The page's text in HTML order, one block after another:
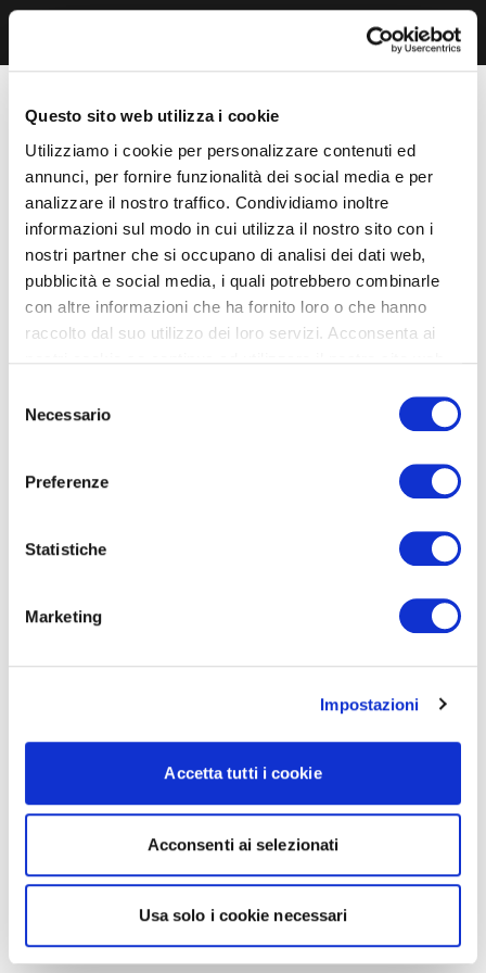
Questo sito web utilizza i cookie
Utilizziamo i cookie per personalizzare contenuti ed
annunci, per fornire funzionalità dei social media e per
analizzare il nostro traffico. Condividiamo inoltre
informazioni sul modo in cui utilizza il nostro sito con i
nostri partner che si occupano di analisi dei dati web,
pubblicità e social media, i quali potrebbero combinarle
con altre informazioni che ha fornito loro o che hanno
raccolto dal suo utilizzo dei loro servizi. Acconsenta ai
delNecessario
Preferenze
Statistiche
Marketing
Impostazioni
Accetta tutti i cookie
Acconsenti ai selezionati
Usa solo i cookie necessari